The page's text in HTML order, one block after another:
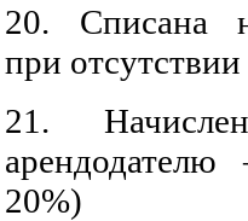
20. Списана
при
21.
20%)